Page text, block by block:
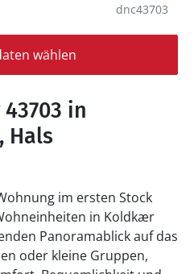
dnc43703
wählen
in
Hals
im ersten Stock
in Koldkær
Panoramablick auf das
oder kleine Gruppen,